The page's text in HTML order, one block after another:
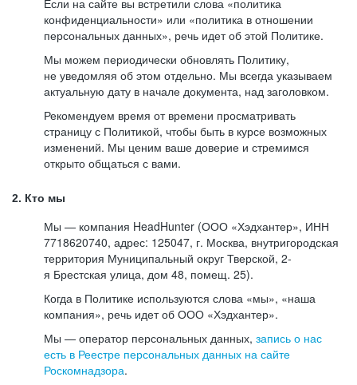
Если на сайте вы встретили слова «политика
конфиденциальности» или «политика в отношении
персональных данных», речь идет об этой Политике.
Мы можем периодически обновлять Политику,
не уведомляя об этом отдельно. Мы всегда указываем
актуальную дату в начале документа, над заголовком.
Рекомендуем время от времени просматривать
страницу с Политикой, чтобы быть в курсе возможных
изменений. Мы ценим ваше доверие и стремимся
открыто общаться с вами.
2. Кто мы
Мы — компания HeadHunter (ООО «Хэдхантер», ИНН
7718620740, адрес: 125047, г. Москва, внутригородская
территория Муниципальный округ Тверской, 2-
я Брестская улица, дом 48, помещ. 25).
Когда в Политике используются слова «мы», «наша
компания», речь идет об ООО «Хэдхантер».
Мы — оператор персональных данных, запись о нас
есть в Реестре персональных данных на сайте
Роскомнадзора.